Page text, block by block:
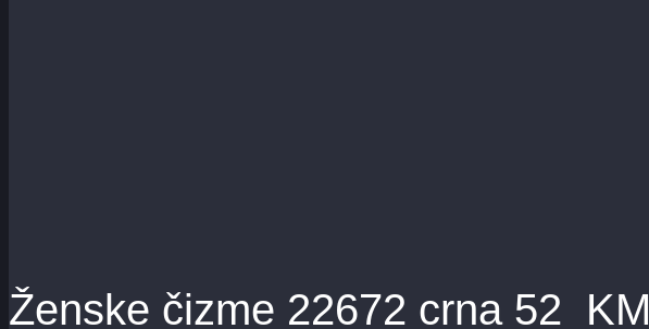
Ženske čizme 22672 crna 52_KM